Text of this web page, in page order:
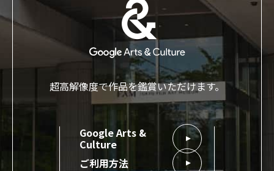
超高解像度で作品を鑑賞いただけます。
Google Arts &
Culture
ご利用方法